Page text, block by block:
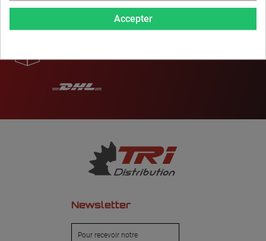
LIVRAISON PERSONNALISÉE
Newsletter
Pour recevoir notre
Accepter